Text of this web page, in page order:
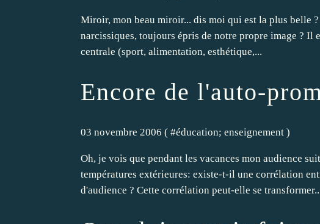
Miroir, mon beau miroir... dis moi qui est la plus belle
narcissiques, toujours épris de notre propre image ? Il
centrale (sport, alimentation, esthétique,...
Encore de l'auto-
03 novembre 2006 ( #éducation; enseignement )
Oh, je vois que pendant les vacances mon audience
températures extérieures: existe-t-il une corrélation
d'audience ? Cette corrélation peut-elle se